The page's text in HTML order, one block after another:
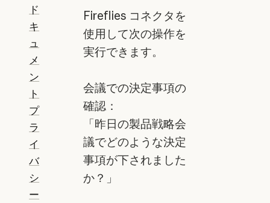
ド
キ
ュ
メ
ン
ト
プ
ラ
イ
バ
シ
ー
Fireflies コネクタを
使用して次の操作を
実行できます。
会議での決定事項の
確認：
「昨日の製品戦略会
議でどのような決定
事項が下されました
か？」